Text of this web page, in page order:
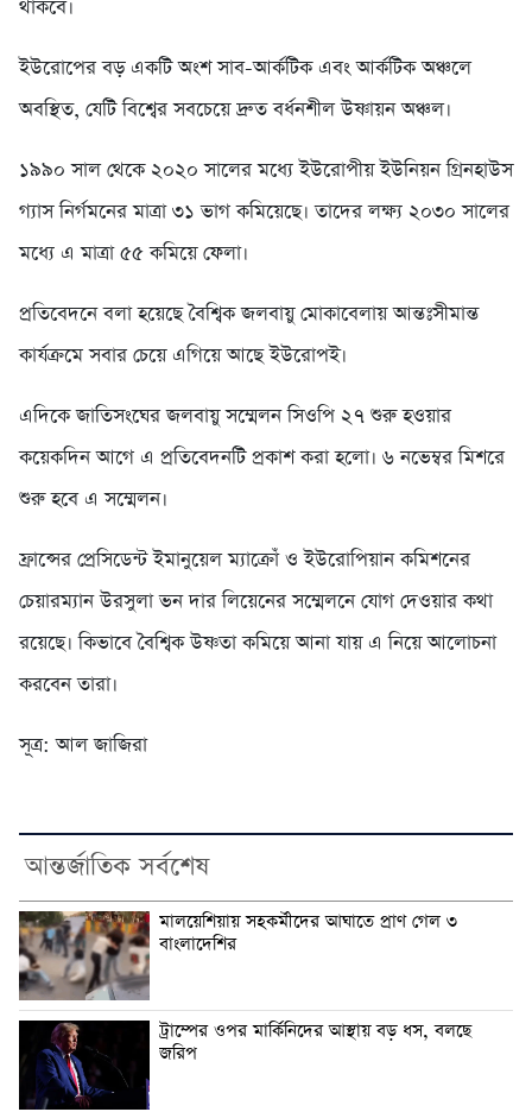
থাকবে।
ইউরোপের বড় একটি অংশ সাব-আর্কটিক এবং আর্কটিক অঞ্চলে
অবস্থিত, যেটি বিশ্বের সবচেয়ে দ্রুত বর্ধনশীল উষ্ণায়ন অঞ্চল।
১৯৯০ সাল থেকে ২০২০ সালের মধ্যে ইউরোপীয় ইউনিয়ন গ্রিনহাউস
গ্যাস নির্গমনের মাত্রা ৩১ ভাগ কমিয়েছে। তাদের লক্ষ্য ২০৩০ সালের
মধ্যে এ মাত্রা ৫৫ কমিয়ে ফেলা।
প্রতিবেদনে বলা হয়েছে বৈশ্বিক জলবায়ু মোকাবেলায় আন্তঃসীমান্ত
কার্যক্রমে সবার চেয়ে এগিয়ে আছে ইউরোপই।
এদিকে জাতিসংঘের জলবায়ু সম্মেলন সিওপি ২৭ শুরু হওয়ার
কয়েকদিন আগে এ প্রতিবেদনটি প্রকাশ করা হলো। ৬ নভেম্বর মিশরে
শুরু হবে এ সম্মেলন।
ফ্রান্সের প্রেসিডেন্ট ইমানুয়েল ম্যাক্রোঁ ও ইউরোপিয়ান কমিশনের
চেয়ারম্যান উরসুলা ভন দার লিয়েনের সম্মেলনে যোগ দেওয়ার কথা
রয়েছে। কিভাবে বৈশ্বিক উষ্ণতা কমিয়ে আনা যায় এ নিয়ে আলোচনা
করবেন তারা।
সূত্র: আল জাজিরা
আন্তর্জাতিক সর্বশেষ
মালয়েশিয়ায় সহকর্মীদের আঘাতে প্রাণ গেল ৩
বাংলাদেশির
ট্রাম্পের ওপর মার্কিনিদের আস্থায় বড় ধস, বলছে
জরিপ